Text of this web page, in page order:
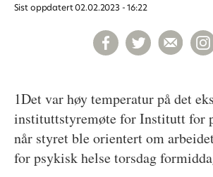
Sist oppdatert
02.02.2023 - 16:22
1Det var høy temperatur på det
instituttstyremøte for Institutt for
når styret ble orientert om
for psykisk helse torsdag